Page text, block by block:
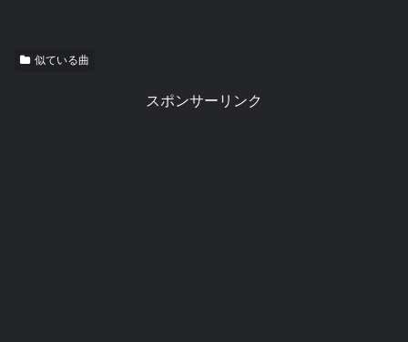
似ている曲
スポンサーリンク